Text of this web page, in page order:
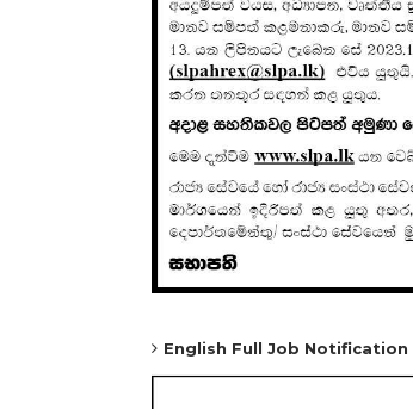
English Full Job Notification